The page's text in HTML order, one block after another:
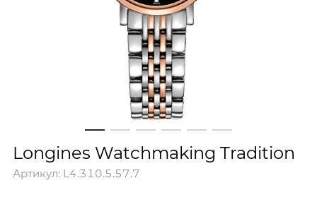
Longines Watchmaking Tradition
Артикул: L4.310.5.57.7